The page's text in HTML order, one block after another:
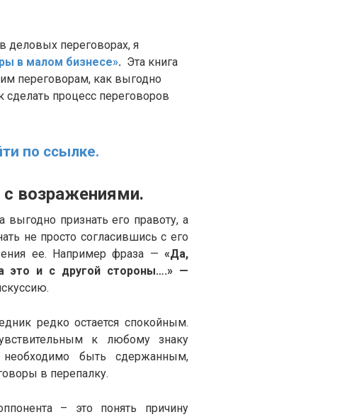
деловых переговорах, я
в малом бизнесе». Эта книга
переговорам, как выгодно
сделать процесс переговоров
по ссылке.
признать его правоту, а
не просто согласившись с его
ее. Например фраза — «Да,
это и с другой стороны….» —
редко остается спокойным.
к любому знаку
быть сдержанным,
в перепалку.
– это понять причину